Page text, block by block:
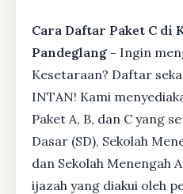
Cara Daftar Paket C di
Pandeglang - Ingin
Kesetaraan? Daftar
INTAN! Kami
Paket A, B, dan C yang
Dasar (SD), Sekolah
dan Sekolah Menengah
ijazah yang diakui oleh